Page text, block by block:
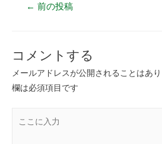
← 前の投稿
コメントする
メールアドレスが公開されることはあり
欄は必須項目です